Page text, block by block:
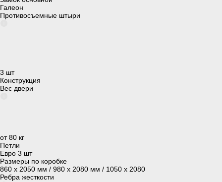
Галеон
Противосъемные штыри
3 шт
Конструкция
Вес двери
от 80 кг
Петли
Евро 3 шт
Размеры по коробке
860 х 2050 мм / 980 х 2080 мм / 1050 x 2080
Ребра жесткости